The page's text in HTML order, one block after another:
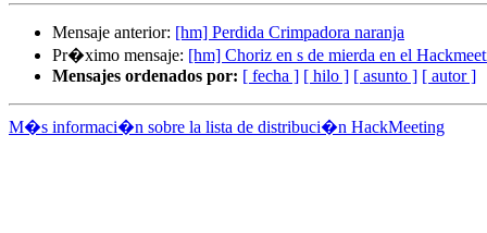
Mensaje anterior: [hm] Perdida Crimpadora naranja
Pr�ximo mensaje: [hm] Choriz en s de mierda en el
Mensajes ordenados por: [ fecha ] [ hilo ] [ asunto ] [ autor ]
M�s informaci�n sobre la lista de distribuci�n HackMeeting